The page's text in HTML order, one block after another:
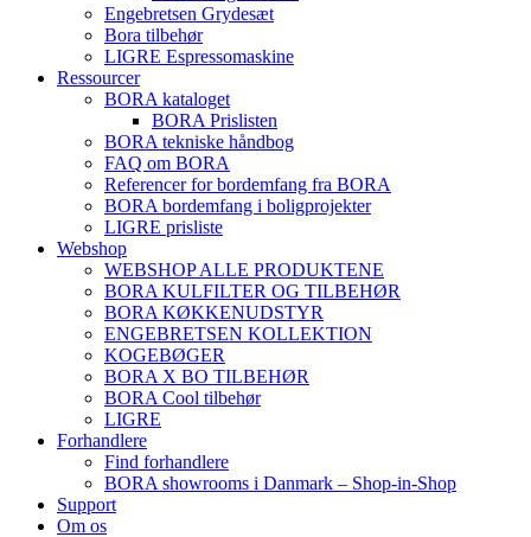
Engebretsen Grydesæt
Bora tilbehør
LIGRE Espressomaskine
Ressourcer
BORA kataloget
BORA Prislisten
BORA tekniske håndbog
FAQ om BORA
Referencer for bordemfang fra BORA
BORA bordemfang i boligprojekter
LIGRE prisliste
Webshop
WEBSHOP ALLE PRODUKTENE
BORA KULFILTER OG TILBEHØR
BORA KØKKENUDSTYR
ENGEBRETSEN KOLLEKTION
KOGEBØGER
BORA X BO TILBEHØR
BORA Cool tilbehør
LIGRE
Forhandlere
Find forhandlere
BORA showrooms i Danmark – Shop-in-Shop
Support
Om os